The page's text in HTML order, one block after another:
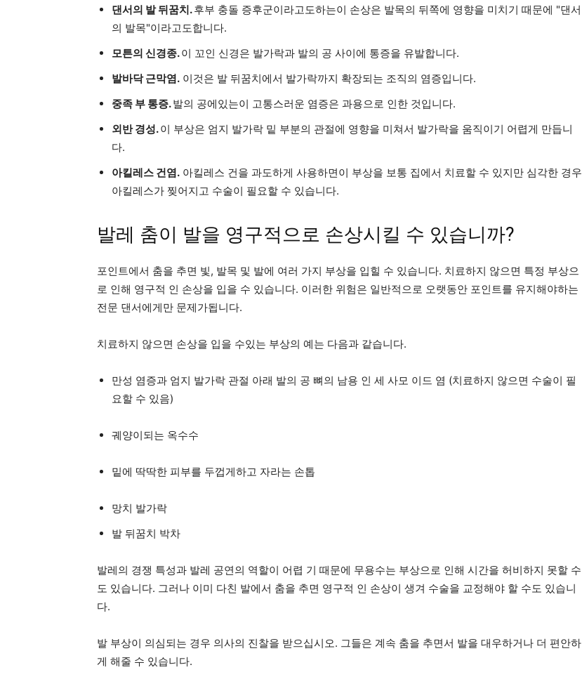
댄서의 발 뒤꿈치.후부 충돌 증후군이라고도하는이 손상은 발목의 뒤쪽에 영향을 미치기 때문에 "댄서
의 발목"이라고도합니다.
모튼의 신경종.이 꼬인 신경은 발가락과 발의 공 사이에 통증을 유발합니다.
발바닥 근막염. 이것은 발 뒤꿈치에서 발가락까지 확장되는 조직의 염증입니다.
중족 부 통증.발의 공에있는이 고통스러운 염증은 과용으로 인한 것입니다.
외반 경성.이 부상은 엄지 발가락 밑 부분의 관절에 영향을 미쳐서 발가락을 움직이기 어렵게 만듭니
다.
아킬레스 건염. 아킬레스 건을 과도하게 사용하면이 부상을 보통 집에서 치료할 수 있지만 심각한 경우
아킬레스가 찢어지고 수술이 필요할 수 있습니다.
발레 춤이 발을 영구적으로 손상시킬 수 있습니까?
포인트에서 춤을 추면 빛, 발목 및 발에 여러 가지 부상을 입힐 수 있습니다. 치료하지 않으면 특정 부상으
로 인해 영구적 인 손상을 입을 수 있습니다. 이러한 위험은 일반적으로 오랫동안 포인트를 유지해야하는
전문 댄서에게만 문제가됩니다.
치료하지 않으면 손상을 입을 수있는 부상의 예는 다음과 같습니다.
만성 염증과 엄지 발가락 관절 아래 발의 공 뼈의 남용 인 세 사모 이드 염 (치료하지 않으면 수술이 필
요할 수 있음)
궤양이되는 옥수수
밑에 딱딱한 피부를 두껍게하고 자라는 손톱
망치 발가락
발 뒤꿈치 박차
발레의 경쟁 특성과 발레 공연의 역할이 어렵 기 때문에 무용수는 부상으로 인해 시간을 허비하지 못할 수
도 있습니다. 그러나 이미 다친 발에서 춤을 추면 영구적 인 손상이 생겨 수술을 교정해야 할 수도 있습니
다.
발 부상이 의심되는 경우 의사의 진찰을 받으십시오. 그들은 계속 춤을 추면서 발을 대우하거나 더 편안하
게 해줄 수 있습니다.